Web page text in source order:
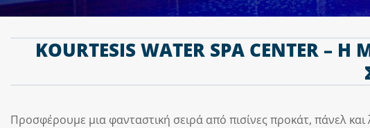
KOURTESIS WATER SPA CENTER
Προσφέρουμε μια φανταστική σειρά από πισίνες προκάτ, πάνελ